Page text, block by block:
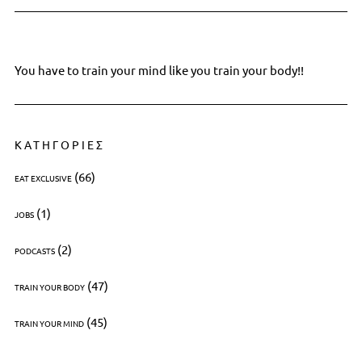
You have to train your mind like you train your body!!
ΚΑΤΗΓΟΡΙΕΣ
EAT EXCLUSIVE(66)
JOBS(1)
PODCASTS(2)
TRAIN YOUR BODY(47)
TRAIN YOUR MIND(45)